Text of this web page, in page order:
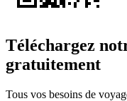
Téléchargez
gratuitement
Tous vos besoins de